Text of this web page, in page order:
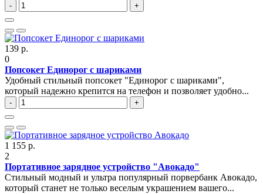
- +
139 р.
0
Попсокет Единорог с шариками
Удобный стильный попсокет "Единорог с шариками",
который надежно крепится на телефон и позволяет удобно...
- +
1 155 р.
2
Портативное зарядное устройство "Авокадо"
Стильный модный и ультра популярный порвербанк Авокадо,
который станет не только веселым украшением вашего...